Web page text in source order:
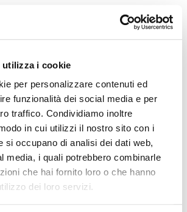
i cookie
per personalizzare contenuti ed
funzionalità dei social media e per
traffico. Condividiamo inoltre
in cui utilizzi il nostro sito con i
si occupano di analisi dei dati web,
media, i quali potrebbero combinarle
che hai fornito loro o che hanno
dei loro servizi.